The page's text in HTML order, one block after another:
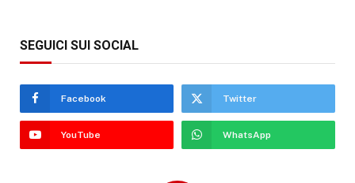
SEGUICI SUI SOCIAL
Facebook Twitter
YouTube WhatsApp